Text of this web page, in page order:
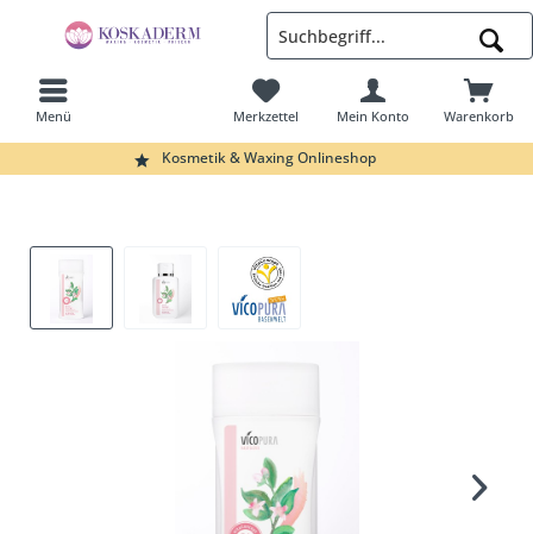
Kosmetik & Waxing Onlineshop
Menü Warenkorb
Merkzettel Mein Konto